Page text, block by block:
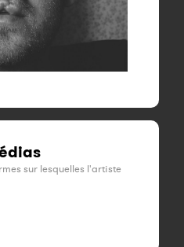
sur lesquelles l'artiste